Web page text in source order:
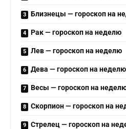
Близнецы — гороскоп на
Рак — гороскоп на неделю
Лев — гороскоп на неделю
Дева — гороскоп на неделю
Весы — гороскоп на
Скорпион — гороскоп на
Стрелец — гороскоп на